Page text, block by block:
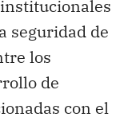
seguridad de
los
de
con el